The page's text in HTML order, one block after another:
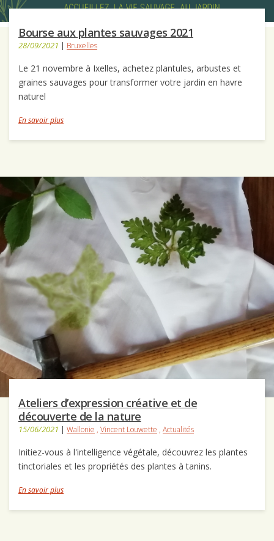
Bourse aux plantes sauvages 2021
28/09/2021 | Bruxelles
Le 21 novembre à Ixelles, achetez plantules, arbustes et
graines sauvages pour transformer votre jardin en havre
naturel
En savoir plus
Ateliers d’expression créative et de
découverte de la nature
15/06/2021 | Wallonie , Vincent Louwette , Actualités
Initiez-vous à l'intelligence végétale, découvrez les plantes
tinctoriales et les propriétés des plantes à tanins.
En savoir plus